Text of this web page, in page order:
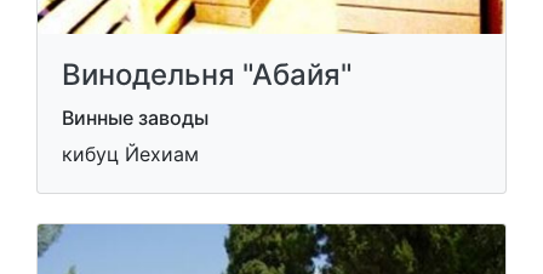
Винодельня "Абайя"
Винные заводы
кибуц Йехиам